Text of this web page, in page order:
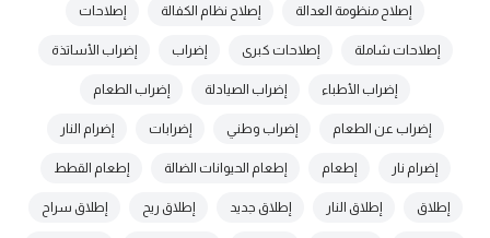
إصلاح منظومة العدالة إصلاح نظام الكفالة إصلاحات
إصلاحات شاملة إصلاحات كبرى إضراب إضراب الأساتذة
إضراب الأطباء إضراب الصيادلة إضراب الطعام
إضراب عن الطعام إضراب وطني إضرابات إضرام النار
إضرام نار إطعام إطعام الحيوانات الضالة إطعام القطط
إطلاق إطلاق النار إطلاق جديد إطلاق ريح إطلاق سراح